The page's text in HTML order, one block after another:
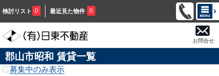
検討リスト 0 最近見た物件 0
お問合せ
郡山市昭和 賃貸一覧
募集中のみ表示